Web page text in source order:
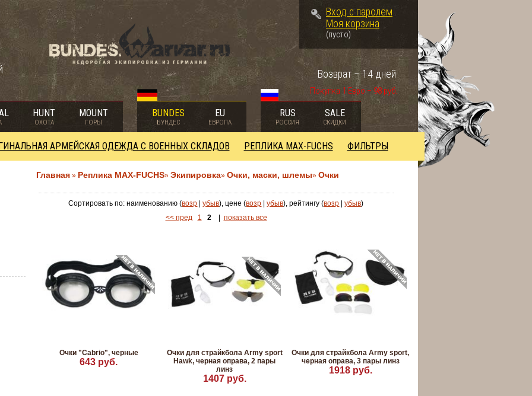
Вход с паролем
Моя корзина
(пусто)
Покупка 1 Евро – 98 руб.
Возврат – 14 дней
HUNT
ОХОТА
MOUNT
ГОРЫ
BUNDES
БУНДЕС
EU
ЕВРОПА
RUS
РОССИЯ
SALE
СКИДКИ
АРМЕЙСКАЯ ОДЕЖДА С ВОЕННЫХ СКЛАДОВ РЕПЛИКА MAX-FUCHS ФИЛЬТРЫ
Главная » Реплика MAX-FUCHS» Экипировка» Очки, маски, шлемы» Очки
Сортировать по: наименованию (возр |убыв), цене (возр |убыв), рейтингу (возр |убыв)
<< пред
1 2| показать все
Очки "Cabrio", черные
643 руб.
Очки для страйкбола Army sport
Hawk, черная оправа, 2 пары
линз
1407 руб.
Очки для страйкбола Army sport,
черная оправа, 3 пары линз
1918 руб.